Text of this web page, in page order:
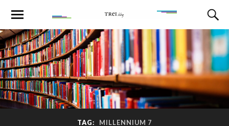
TAG: MILLENNIUM 7